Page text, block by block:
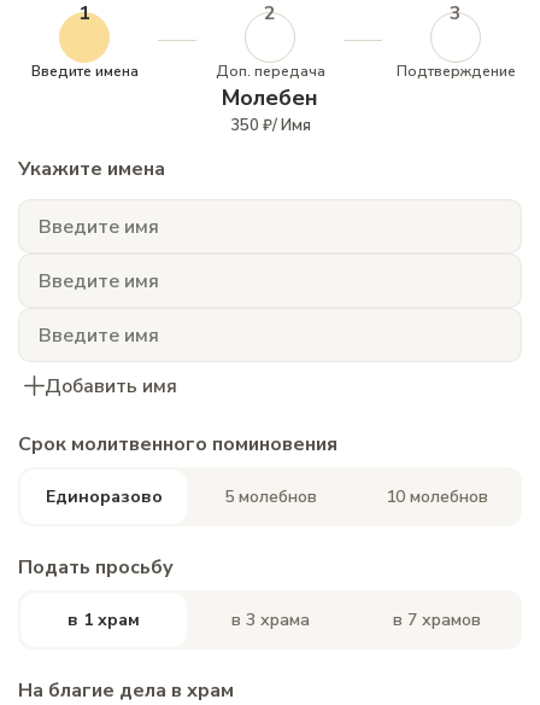
1
Введите имена
2
Доп. передача
3
Подтверждение
Молебен
350 ₽/ Имя
Укажите имена
Добавить имя
Срок молитвенного поминовения
Единоразово 5 молебнов 10 молебнов
Подать просьбу
в 1 храм в 3 храма в 7 храмов
На благие дела в храм